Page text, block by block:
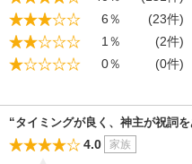
6％
(23件)
1％
(2件)
0％
(0件)
“タイミングが良く、神主が祝詞
4.0 家族